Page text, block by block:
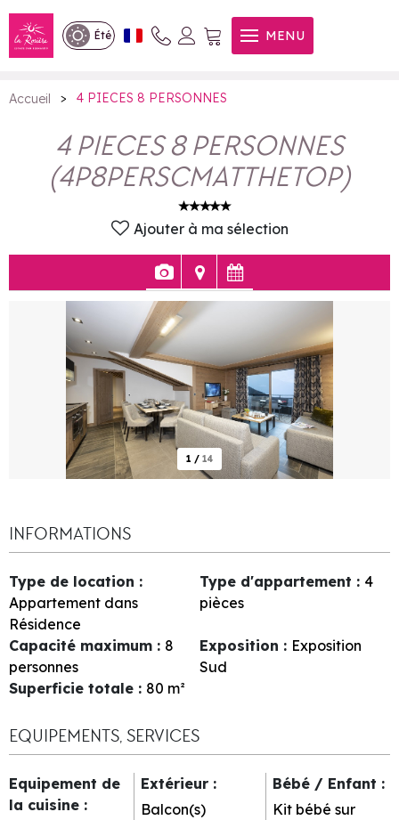
Été MENU
4 PIECES 8 PERSONNES
Accueil > 4 PIECES 8 PERSONNES
4 PIECES 8 PERSONNES
(4P8PERSCMATTHETOP)
Ajouter à ma sélection
1 / 14
INFORMATIONS
Type de location :
Appartement dans
Résidence
Type d'appartement : 4
pièces
Capacité maximum : 8
personnes
Exposition : Exposition
Sud
Superficie totale : 80 m²
EQUIPEMENTS, SERVICES
Equipement de
la cuisine :
Extérieur :
Balcon(s)
Bébé / Enfant :
Kit bébé sur